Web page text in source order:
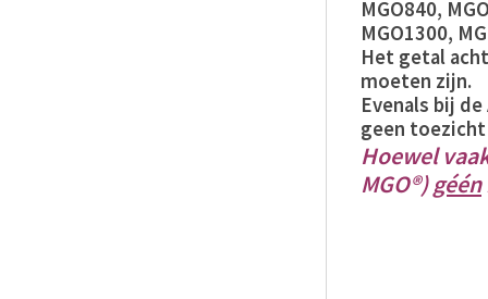
MGO840,
MGO1300,
Het getal
moeten zijn.
Evenals bij
geen
Hoewel
MGO®)géén